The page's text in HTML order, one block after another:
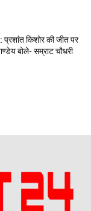
किशोर की जीत पर
बोले- सम्राट चौधरी